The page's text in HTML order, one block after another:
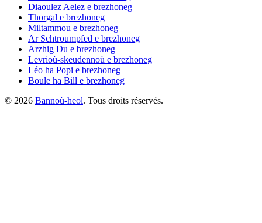
Diaoulez Aelez e brezhoneg
Thorgal e brezhoneg
Miltammou e brezhoneg
Ar Schtroumpfed e brezhoneg
Arzhig Du e brezhoneg
Levrioù-skeudennoù e brezhoneg
Léo ha Popi e brezhoneg
Boule ha Bill e brezhoneg
© 2026 Bannoù-heol. Tous droits réservés.